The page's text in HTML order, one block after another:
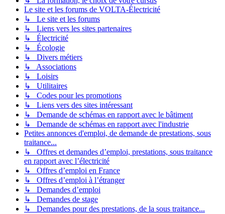
Le site et les forums de VOLTA-Électricité
↳ Le site et les forums
↳ Liens vers les sites partenaires
↳ Électricité
↳ Écologie
↳ Divers métiers
↳ Associations
↳ Loisirs
↳ Utilitaires
↳ Codes pour les promotions
↳ Liens vers des sites intéressant
↳ Demande de schémas en rapport avec le bâtiment
↳ Demande de schémas en rapport avec l'industrie
Petites annonces d'emploi, de demande de prestations, sous
traitance...
↳ Offres et demandes d’emploi, prestations, sous traitance
en rapport avec l’électricité
↳ Offres d’emploi en France
↳ Offres d’emploi à l’étranger
↳ Demandes d’emploi
↳ Demandes de stage
↳ Demandes pour des prestations, de la sous traitance...